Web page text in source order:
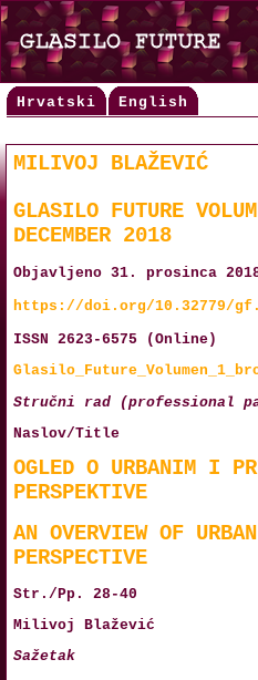
Hrvatski English
MILIVOJ BLAŽEVIĆ
GLASILO FUTURE
DECEMBER 2018
Objavljeno 31. prosinca
https://doi.org/10.32779/
ISSN 2623-6575 (Online)
Stručni rad (professional
Naslov/Title
OGLED O URBANIM I
PERSPEKTIVE
AN OVERVIEW OF
PERSPECTIVE
Str./Pp. 28-40
Milivoj Blažević
Sažetak